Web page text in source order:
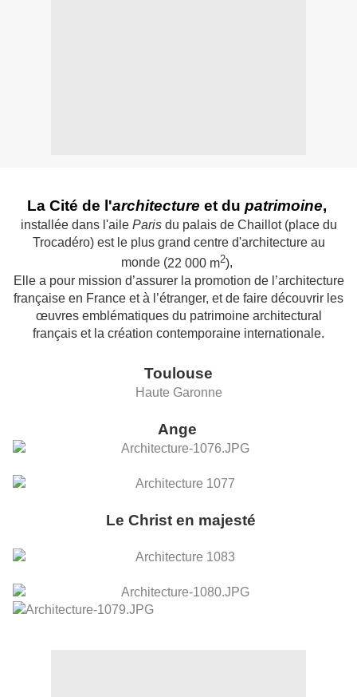
La Cité de l'architecture et du patrimoine,
installée dans l'aile Parisdu palais de Chaillot (place du
Trocadéro) est le plus grand centre d'architecture au
monde (22 000 m2),
E lle a pour mission d’assurer la promotion de l’architecture
française en France et à l’étranger, et de faire découvrir les
œuvres emblématiques du patrimoine architectural
français et la création contemporaine internationale.
Toulouse
Haute Garonne
Ange
Le Christ en majesté